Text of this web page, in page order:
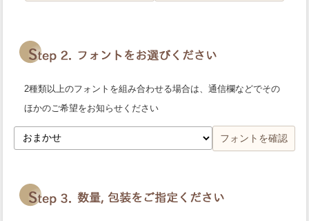
2種類以上のフォントを組み合わせる場合は、通信欄などでその
ほかのご希望をお知らせください
フォントを確認